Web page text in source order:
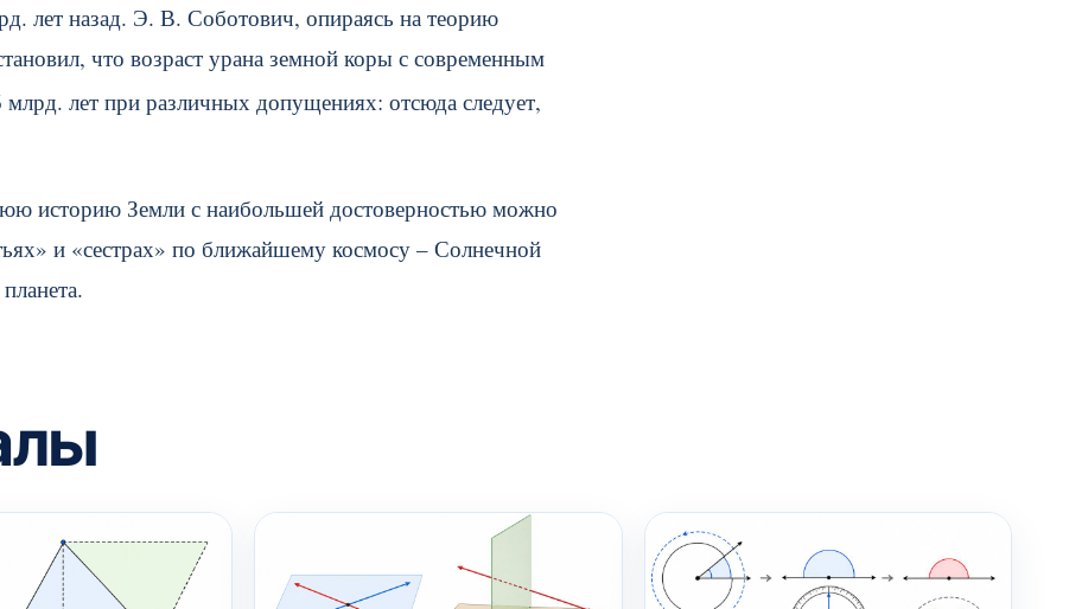
лет назад. Э. В. Соботович, опираясь на теорию
что возраст урана земной коры с современным
лет при различных допущениях: отсюда следует,
историю Земли с наибольшей достоверностью можно
и «сестрах» по ближайшему космосу – Солнечной